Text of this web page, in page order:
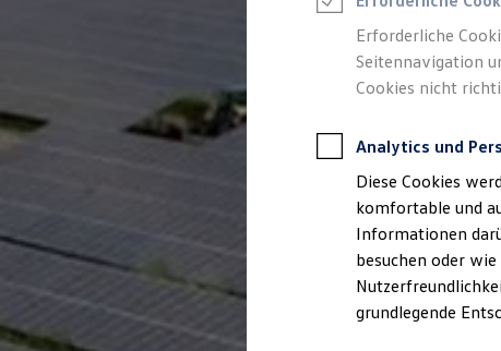
Fahrzeuge online kaufen
Digitaler Marktplatz
Kauf & Finanzierung
Online-Fahrzeugbewertung
TopDeal
Gebrauchtwagen
ProfiPartner für Gebrauchtwagen
Zertifizierte Gebrauchtwagen
Erforderliche
Seitennavigation
Cookies nicht
Analytics und
Diese Cookies
komfortable und
Informationen
besuchen oder
grundlegende